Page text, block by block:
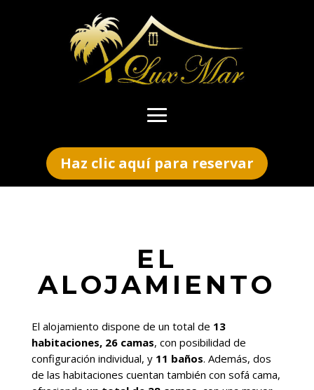
Haz clic aquí para reservar
EL
ALOJAMIENTO
El alojamiento dispone de un total de 13
habitaciones, 26 camas, con posibilidad de
configuración individual, y 11 baños. Además, dos
de las habitaciones cuentan también con sofá cama,